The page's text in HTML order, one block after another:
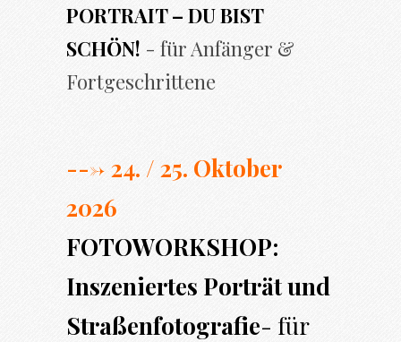
PORTRAIT – DU BIST
SCHÖN! - für Anfänger &
Fortgeschrittene
---> 24. / 25. Oktober
2026
FOTOWORKSHOP:
Inszeniertes Porträt und
Straßenfotografie- für